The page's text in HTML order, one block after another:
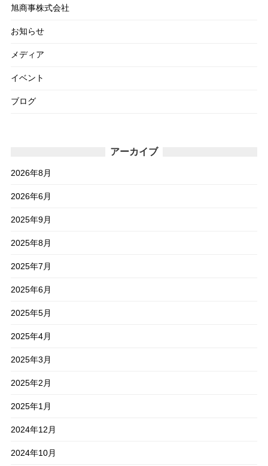
旭商事株式会社
お知らせ
メディア
イベント
ブログ
アーカイブ
2026年8月
2026年6月
2025年9月
2025年8月
2025年7月
2025年6月
2025年5月
2025年4月
2025年3月
2025年2月
2025年1月
2024年12月
2024年10月